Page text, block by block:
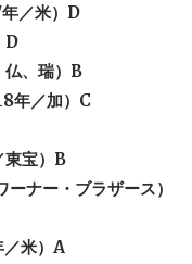
／米）D
D
仏、瑞）B
年／加）C
東宝）B
ナー・ブラザース）
／米）A